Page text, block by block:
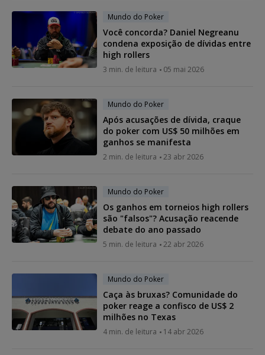
Mundo do Poker
Você concorda? Daniel Negreanu
condena exposição de dívidas entre
high rollers
3 min. de leitura 05 mai 2026
Mundo do Poker
Após acusações de dívida, craque
do poker com US$ 50 milhões em
ganhos se manifesta
2 min. de leitura 23 abr 2026
Mundo do Poker
Os ganhos em torneios high rollers
são "falsos"? Acusação reacende
debate do ano passado
5 min. de leitura 22 abr 2026
Mundo do Poker
Caça às bruxas? Comunidade do
poker reage a confisco de US$ 2
milhões no Texas
4 min. de leitura 14 abr 2026